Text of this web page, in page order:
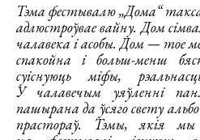
Тэма фестывалю „Дома“
адлюстроўвае вайну. Дом
чалавека і асобы. Дом — тое
спакойна і больш-менш
суіснуюць міфы,
У чалавечым уяўленні
пашырана да ўсяго свету
прастораў. Тэмы, якія мы